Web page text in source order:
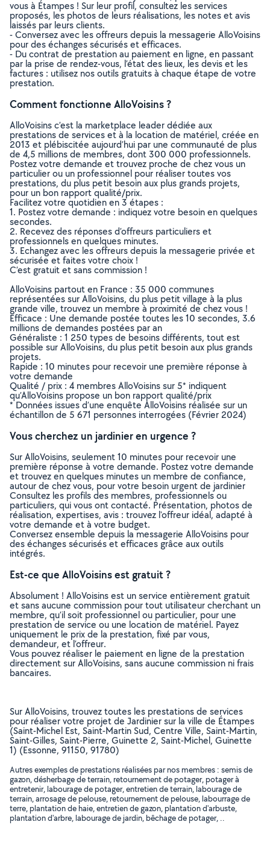
vous à Étampes ! Sur leur profil, consultez les services
proposés, les photos de leurs réalisations, les notes et avis
laissés par leurs clients.
- Conversez avec les offreurs depuis la messagerie AlloVoisins
pour des échanges sécurisés et efficaces.
- Du contrat de prestation au paiement en ligne, en passant
par la prise de rendez-vous, l’état des lieux, les devis et les
factures : utilisez nos outils gratuits à chaque étape de votre
prestation.
Comment fonctionne AlloVoisins ?
AlloVoisins c’est la marketplace leader dédiée aux
prestations de services et à la location de matériel, créée en
2013 et plébiscitée aujourd’hui par une communauté de plus
de 4,5 millions de membres, dont 300 000 professionnels.
Postez votre demande et trouvez proche de chez vous un
particulier ou un professionnel pour réaliser toutes vos
prestations, du plus petit besoin aux plus grands projets,
pour un bon rapport qualité/prix.
Facilitez votre quotidien en 3 étapes :
1. Postez votre demande : indiquez votre besoin en quelques
secondes.
2. Recevez des réponses d’offreurs particuliers et
professionnels en quelques minutes.
3. Echangez avec les offreurs depuis la messagerie privée et
sécurisée et faites votre choix !
C’est gratuit et sans commission !
AlloVoisins partout en France : 35 000 communes
représentées sur AlloVoisins, du plus petit village à la plus
grande ville, trouvez un membre à proximité de chez vous !
Efficace : Une demande postée toutes les 10 secondes, 3.6
millions de demandes postées par an
Généraliste : 1 250 types de besoins différents, tout est
possible sur AlloVoisins, du plus petit besoin aux plus grands
projets.
Rapide : 10 minutes pour recevoir une première réponse à
votre demande
Qualité / prix : 4 membres AlloVoisins sur 5* indiquent
qu’AlloVoisins propose un bon rapport qualité/prix
* Données issues d’une enquête AlloVoisins réalisée sur un
échantillon de 5 671 personnes interrogées (Février 2024)
Vous cherchez un jardinier en urgence ?
Sur AlloVoisins, seulement 10 minutes pour recevoir une
première réponse à votre demande. Postez votre demande
et trouvez en quelques minutes un membre de confiance,
autour de chez vous, pour votre besoin urgent de jardinier
Consultez les profils des membres, professionnels ou
particuliers, qui vous ont contacté. Présentation, photos de
réalisation, expertises, avis : trouvez l'offreur idéal, adapté à
votre demande et à votre budget.
Conversez ensemble depuis la messagerie AlloVoisins pour
des échanges sécurisés et efficaces grâce aux outils
intégrés.
Est-ce que AlloVoisins est gratuit ?
Absolument ! AlloVoisins est un service entièrement gratuit
et sans aucune commission pour tout utilisateur cherchant un
membre, qu’il soit professionnel ou particulier, pour une
prestation de service ou une location de matériel. Payez
uniquement le prix de la prestation, fixé par vous,
demandeur, et l’offreur.
Vous pouvez réaliser le paiement en ligne de la prestation
directement sur AlloVoisins, sans aucune commission ni frais
bancaires.
Sur AlloVoisins, trouvez toutes les prestations de services
pour réaliser votre projet de Jardinier sur la ville de Étampes
(Saint-Michel Est, Saint-Martin Sud, Centre Ville, Saint-Martin,
Saint-Gilles, Saint-Pierre, Guinette 2, Saint-Michel, Guinette
1) (Essonne, 91150, 91780)
Autres exemples de prestations réalisées par nos membres : semis de
gazon, désherbage de terrain, retournement de potager, potager à
entretenir, labourage de potager, entretien de terrain, labourage de
terrain, arrosage de pelouse, retournement de pelouse, labourrage de
terre, plantation de haie, entretien de gazon, plantation d'arbuste,
plantation d'arbre, labourage de jardin, bêchage de potager, ..